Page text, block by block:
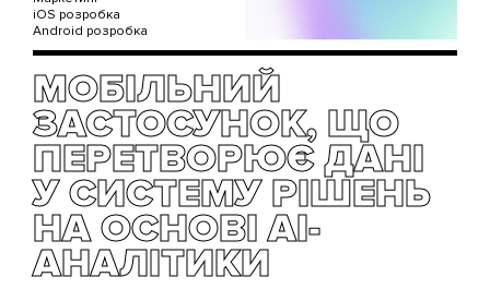
iOS розробка
Android розробка
МОБІЛЬНИЙ
ЗАСТОСУНОК, ЩО
ПЕРЕТВОРЮЄ ДАНІ
У СИСТЕМУ РІШЕНЬ
НА ОСНОВІ AI-
АНАЛІТИКИ